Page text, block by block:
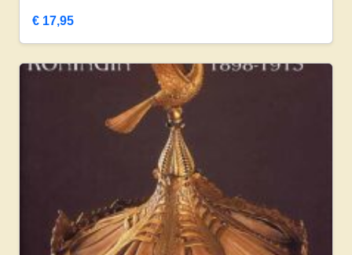
€ 17,95